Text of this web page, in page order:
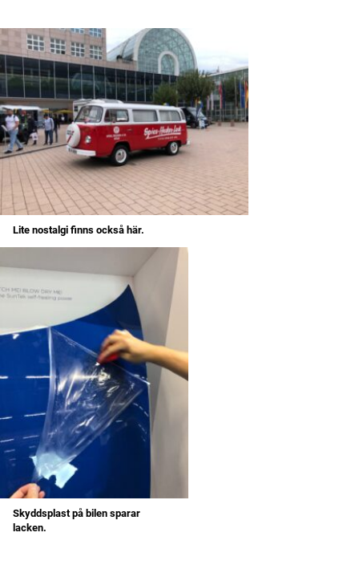
Lite nostalgi finns också här.
Skyddsplast på bilen sparar
lacken.